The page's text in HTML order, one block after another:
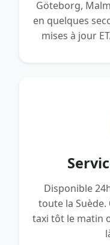
Göteborg,
en quelques
mises à jour
Disponible
toute la Suède.
taxi tôt le matin